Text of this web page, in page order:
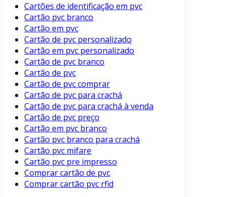
Cartões de identificação em pvc
Cartão pvc branco
Cartão em pvc
Cartão de pvc personalizado
Cartão em pvc personalizado
Cartão de pvc branco
Cartão de pvc
Cartão de pvc comprar
Cartão de pvc para crachá
Cartão de pvc para crachá à venda
Cartão de pvc preço
Cartão em pvc branco
Cartão pvc branco para crachá
Cartão pvc mifare
Cartão pvc pre impresso
Comprar cartão de pvc
Comprar cartão pvc rfid